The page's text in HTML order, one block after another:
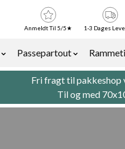
Passepartout
Anmeldt Til 5/5★ 1-3 Dages
Fri fragt til pakkeshop
Til og med